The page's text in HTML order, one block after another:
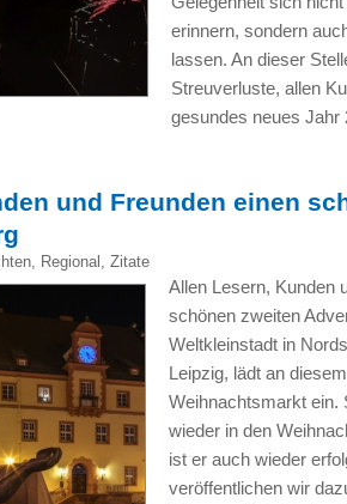
erinnern, sondern
lassen. An dieser
Streuverluste, allen
gesundes neues Jahr
und Freunden einen
Regional Zitate
Allen Lesern, Kunden
schönen zweiten
Weltkleinstadt in
Leipzig, lädt an
Weihnachtsmarkt ein.
wieder in den
ist er auch wieder
veröffentlichen wir